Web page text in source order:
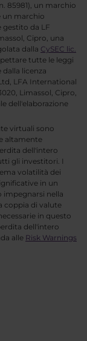
85981), un marchio
un marchio
da LF
Cipro, una
dalla CySEC lic.
tutte le leggi
licenza
LFA International
Limassol, Cipro,
dell'elaborazione
virtuali sono
altamente
dell'intero
gli investitori. I
volatilità dei
in un
impegnarsi nella
coppia di valute
in questo
dell'intero
alle Risk Warnings